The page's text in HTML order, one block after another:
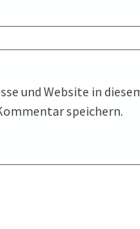
und Website in
speichern.